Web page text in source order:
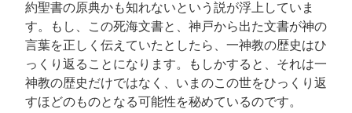
約聖書の原典かも知れないという説が浮上していま
す。もし、この死海文書と、神戸から出た文書が神の
言葉を正しく伝えていたとしたら、一神教の歴史はひ
っくり返ることになります。もしかすると、それは一
神教の歴史だけではなく、いまのこの世をひっくり返
すほどのものとなる可能性を秘めているのです。